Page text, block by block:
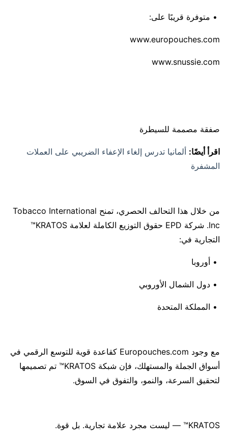
• متوفرة قريبًا على:
صفقة مصممة للسيطرة
اقرأ أيضًا: ألمانيا تدرس إلغاء الإعفاء الضريبي على العملات
المشفرة
من خلال هذا التحالف الحصري، تمنح Tobacco International
Inc. شركة EPD حقوق التوزيع الكاملة لعلامة KRATOS™
التجارية في:
• أوروبا
• دول الشمال الأوروبي
• المملكة المتحدة
مع وجود Europouches.com كقاعدة قوية للتوسع الرقمي في
أسواق الجملة والمستهلك، فإن شبكة KRATOS™ تم تصميمها
لتحقيق السرعة، والنمو، والتفوق في السوق.
KRATOS™ — ليست مجرد علامة تجارية. بل قوة.